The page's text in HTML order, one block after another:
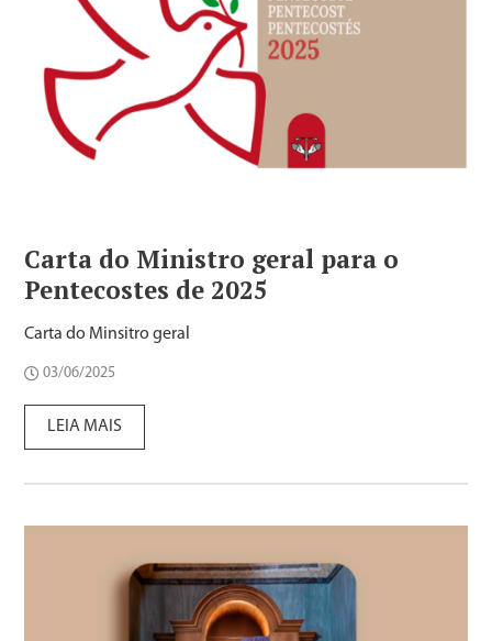
Carta do Ministro geral para o
Pentecostes de 2025
Carta do Minsitro geral
03/06/2025
LEIA MAIS